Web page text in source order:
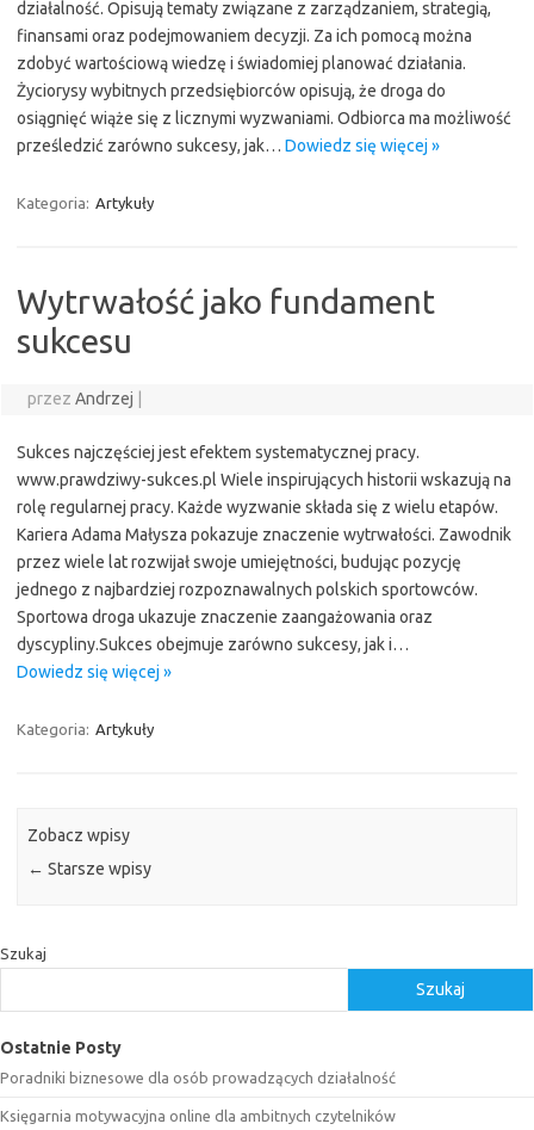
działalność. Opisują tematy związane z zarządzaniem, strategią,
finansami oraz podejmowaniem decyzji. Za ich pomocą można
zdobyć wartościową wiedzę i świadomiej planować działania.
Życiorysy wybitnych przedsiębiorców opisują, że droga do
osiągnięć wiąże się z licznymi wyzwaniami. Odbiorca ma możliwość
prześledzić zarówno sukcesy, jak… Dowiedz się więcej »
Kategoria: Artykuły
Wytrwałość jako fundament
sukcesu
przez Andrzej
Sukces najczęściej jest efektem systematycznej pracy.
www.prawdziwy-sukces.pl Wiele inspirujących historii wskazują na
rolę regularnej pracy. Każde wyzwanie składa się z wielu etapów.
Kariera Adama Małysza pokazuje znaczenie wytrwałości. Zawodnik
przez wiele lat rozwijał swoje umiejętności, budując pozycję
jednego z najbardziej rozpoznawalnych polskich sportowców.
Sportowa droga ukazuje znaczenie zaangażowania oraz
dyscypliny.Sukces obejmuje zarówno sukcesy, jak i…
Dowiedz się więcej »
Kategoria: Artykuły
Zobacz wpisy
← Starsze wpisy
Szukaj
Szukaj
Ostatnie Posty
Poradniki biznesowe dla osób prowadzących działalność
Księgarnia motywacyjna online dla ambitnych czytelników